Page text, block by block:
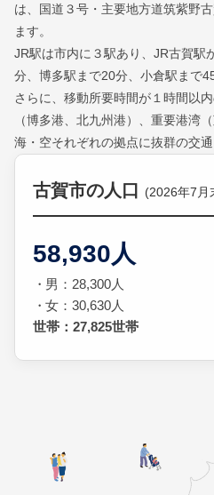
は、国道３号・主要地方道筑紫野
ます。
JR駅は市内に３駅あり、JR古賀駅
分、博多駅まで20分、小倉駅まで
さらに、移動所要時間が１時間以
（博多港、北九州港）、重要港湾
海・空それぞれの拠点に抜群の交
古賀市の人口 (2026年7月
58,930人
男：28,300人
女：30,630人
世帯：27,825世帯